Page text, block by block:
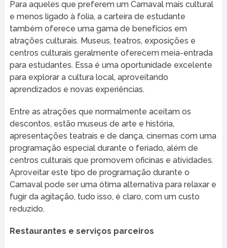
Para aqueles que preferem um Carnaval mais cultural
e menos ligado à folia, a carteira de estudante
também oferece uma gama de benefícios em
atrações culturais. Museus, teatros, exposições e
centros culturais geralmente oferecem meia-entrada
para estudantes. Essa é uma oportunidade excelente
para explorar a cultura local, aproveitando
aprendizados e novas experiências.
Entre as atrações que normalmente aceitam os
descontos, estão museus de arte e história,
apresentações teatrais e de dança, cinemas com uma
programação especial durante o feriado, além de
centros culturais que promovem oficinas e atividades.
Aproveitar este tipo de programação durante o
Carnaval pode ser uma ótima alternativa para relaxar e
fugir da agitação, tudo isso, é claro, com um custo
reduzido.
Restaurantes e serviços parceiros